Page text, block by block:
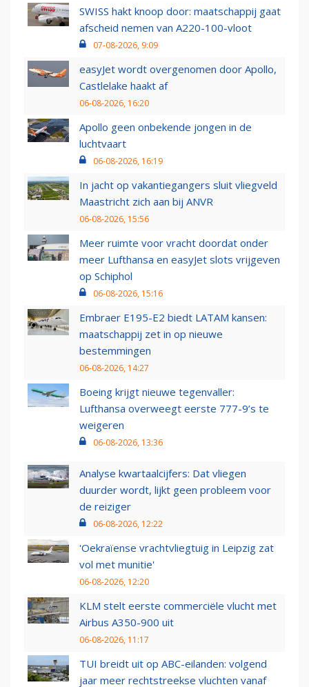
SWISS hakt knoop door: maatschappij gaat
afscheid nemen van A220-100-vloot
07-08-2026, 9:09
easyJet wordt overgenomen door Apollo,
Castlelake haakt af
06-08-2026, 16:20
Apollo geen onbekende jongen in de
luchtvaart
06-08-2026, 16:19
In jacht op vakantiegangers sluit vliegveld
Maastricht zich aan bij ANVR
06-08-2026, 15:56
Meer ruimte voor vracht doordat onder
meer Lufthansa en easyJet slots vrijgeven
op Schiphol
06-08-2026, 15:16
Embraer E195-E2 biedt LATAM kansen:
maatschappij zet in op nieuwe
bestemmingen
06-08-2026, 14:27
Boeing krijgt nieuwe tegenvaller:
Lufthansa overweegt eerste 777-9’s te
weigeren
06-08-2026, 13:36
Analyse kwartaalcijfers: Dat vliegen
duurder wordt, lijkt geen probleem voor
de reiziger
06-08-2026, 12:22
'Oekraïense vrachtvliegtuig in Leipzig zat
vol met munitie'
06-08-2026, 12:20
KLM stelt eerste commerciële vlucht met
Airbus A350-900 uit
06-08-2026, 11:17
TUI breidt uit op ABC-eilanden: volgend
jaar meer rechtstreekse vluchten vanaf